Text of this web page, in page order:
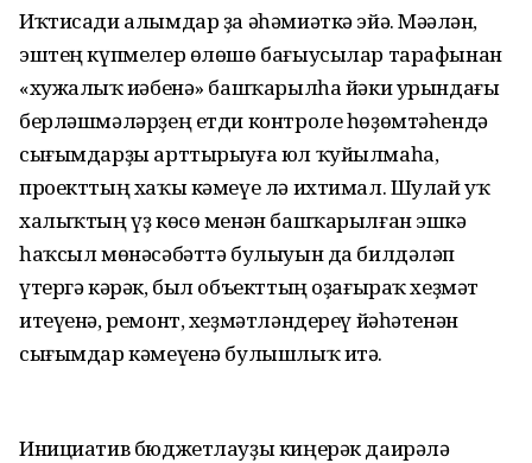
Иҡтисади алымдар ҙа әһәмиәткә эйә. Мәҫәлән,
эштең күпмелер өлөшө бағыусылар тарафынан
«хужалыҡ иҫәбенә» башҡарылһа йәки урындағы
берләшмәләрҙең етди контроле һөҙөмтәһендә
сығымдарҙы арттырыуға юл ҡуйылмаһа,
проекттың хаҡы кәмеүе лә ихтимал. Шулай уҡ
халыҡтың үҙ көсө менән башҡарылған эшкә
һаҡсыл мөнәсәбәттә булыуын да билдәләп
үтергә кәрәк, был объекттың оҙағыраҡ хеҙмәт
итеүенә, ремонт, хеҙмәтләндереү йәһәтенән
сығымдар кәмеүенә булышлыҡ итә.
Инициатив бюджетлауҙы киңерәк даирәлә